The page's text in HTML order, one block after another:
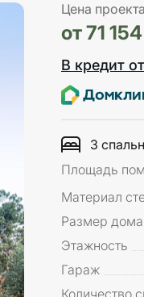
Цена
от 71
В кредит
3
Площадь
Материал
Размер дома
Этажность
Гараж
Количество